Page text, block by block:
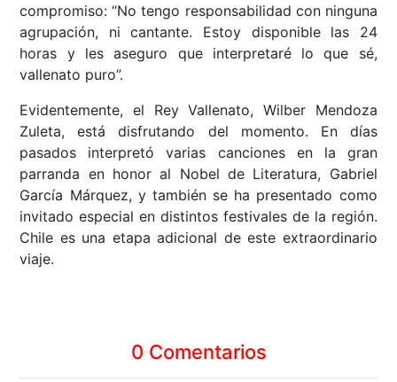
compromiso: “No tengo responsabilidad con ninguna
agrupación, ni cantante. Estoy disponible las 24
horas y les aseguro que interpretaré lo que sé,
vallenato puro”.
Evidentemente, el Rey Vallenato, Wilber Mendoza
Zuleta, está disfrutando del momento. En días
pasados interpretó varias canciones en la gran
parranda en honor al Nobel de Literatura, Gabriel
García Márquez, y también se ha presentado como
invitado especial en distintos festivales de la región.
Chile es una etapa adicional de este extraordinario
viaje.
0 Comentarios